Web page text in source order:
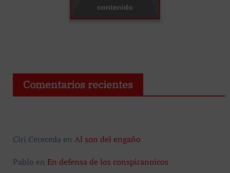
contenido
Comentarios recientes
Ciri Cereceda en Al son del engaño
Pablo en En defensa de los conspiranoicos